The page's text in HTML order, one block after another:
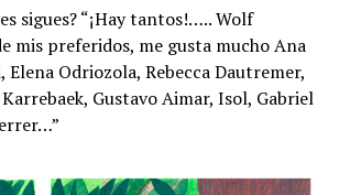
sigues? “¡Hay tantos!….. Wolf
mis preferidos, me gusta mucho Ana
Elena Odriozola, Rebecca Dautremer,
Gustavo Aimar, Isol, Gabriel